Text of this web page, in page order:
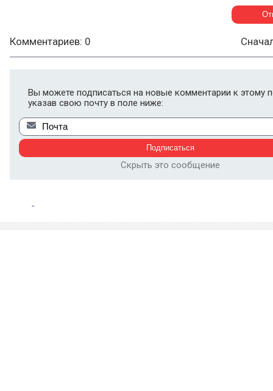
Комментариев: 0
Вы можете подписаться на новые комментарии к этому
указав свою почту в поле ниже:
Скрыть это сообщение